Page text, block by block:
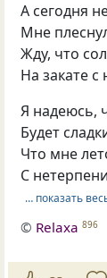
А сегодня
Мне
Жду, что
На закате с
Я надеюсь,
Будет
Что мне
С
… показать
© Relaxa 896